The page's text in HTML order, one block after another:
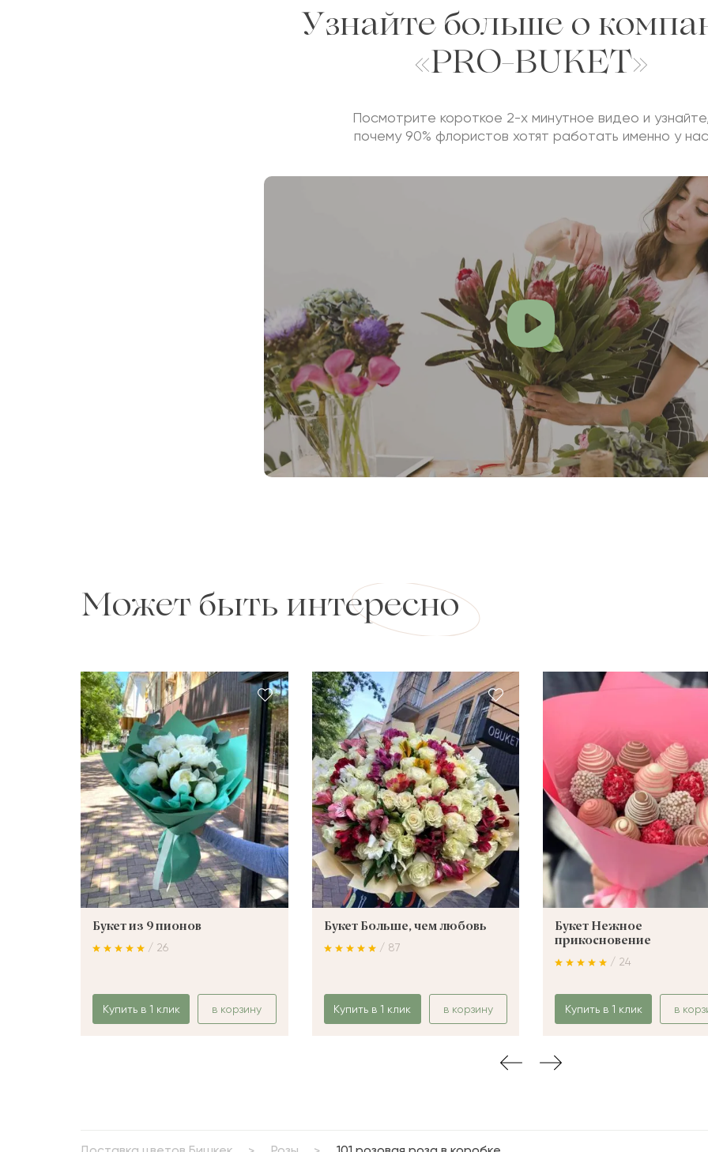
Узнайте больше о
«PRO-BUKET»
Посмотрите короткое 2-х минутное видео и
почему 90% флористов хотят работать именно у нас
Может быть интересно
Букет из 9 пионов
/ 26
Купить в 1 клик в корзину
Букет Больше, чем любовь
/ 87
Купить в 1 клик в корзину
Букет Нежное
прикосновение
/ 24
Купить в 1 клик в